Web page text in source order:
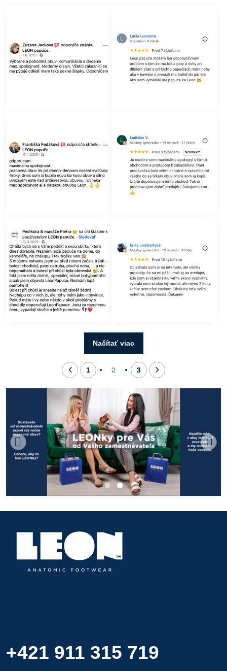
Načítať viac
1 2 3
+421 911 315 719